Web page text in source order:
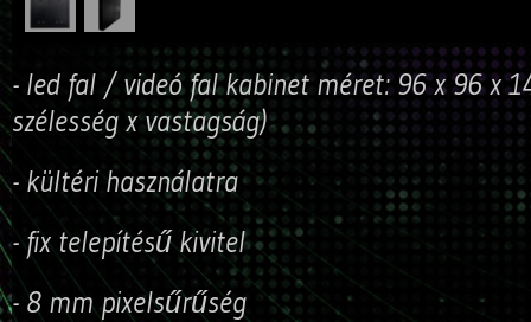
- led fal / videó fal kabinet méret: 96 x 96 x
szélesség x vastagság)
- kültéri használatra
- fix telepítésű kivitel
- 8 mm pixelsűrűség